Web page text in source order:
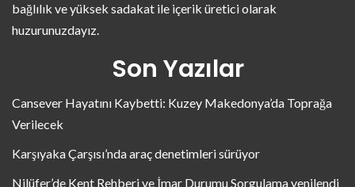
bağlılık ve yüksek sadakat ile içerik üretici olarak
huzurunuzdayız.
Son Yazılar
Cansever Hayatını Kaybetti: Kuzey Makedonya’da Toprağa
Verilecek
Karşıyaka Çarşısı’nda araç denetimleri sürüyor
Nilüfer’de Kent Rehberi ve İmar Durumu Sorgulama yenilendi